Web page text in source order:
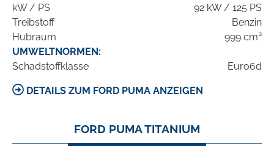
kW / PS
92 kW / 125 PS
Treibstoff
Benzin
Hubraum
999 cm³
UMWELTNORMEN:
Schadstoffklasse
Euro6d
DETAILS ZUM FORD PUMA ANZEIGEN
FORD PUMA TITANIUM